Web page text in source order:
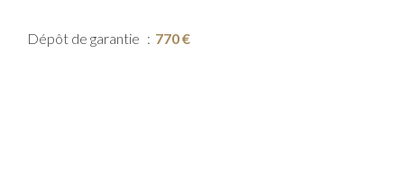
Dépôt de garantie 770 €